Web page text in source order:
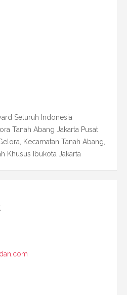
Seluruh Indonesia
Tanah Abang Jakarta Pusat
Kecamatan Tanah Abang,
Khusus Ibukota Jakarta